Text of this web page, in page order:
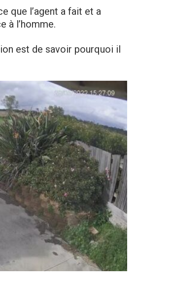
que l’agent a fait et a
à l’homme.
est de savoir pourquoi il